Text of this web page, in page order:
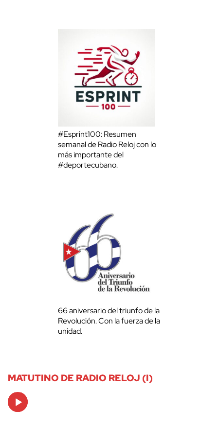
#Esprint100: Resumen
semanal de Radio Reloj con lo
más importante del
#deportecubano.
66 aniversario del triunfo de la
Revolución. Con la fuerza de la
unidad.
MATUTINO DE RADIO RELOJ (I)
Audio
Player